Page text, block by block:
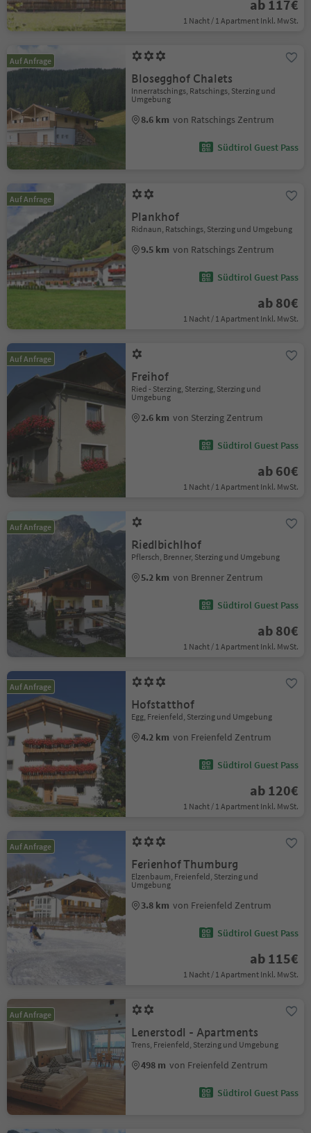
ab 117€
1 Nacht / 1 Apartment Inkl. MwSt.
Auf Anfrage
Blosegghof Chalets
Innerratschings, Ratschings, Sterzing und
Umgebung
8.6 km von Ratschings Zentrum
Südtirol Guest Pass
Auf Anfrage
Plankhof
Ridnaun, Ratschings, Sterzing und Umgebung
9.5 km von Ratschings Zentrum
Südtirol Guest Pass
ab 80€
1 Nacht / 1 Apartment Inkl. MwSt.
Auf Anfrage
Freihof
Ried - Sterzing, Sterzing, Sterzing und
Umgebung
2.6 km von Sterzing Zentrum
Südtirol Guest Pass
ab 60€
1 Nacht / 1 Apartment Inkl. MwSt.
Auf Anfrage
Riedlbichlhof
Pflersch, Brenner, Sterzing und Umgebung
5.2 km von Brenner Zentrum
Südtirol Guest Pass
ab 80€
1 Nacht / 1 Apartment Inkl. MwSt.
Auf Anfrage
Hofstatthof
Egg, Freienfeld, Sterzing und Umgebung
4.2 km von Freienfeld Zentrum
Südtirol Guest Pass
ab 120€
1 Nacht / 1 Apartment Inkl. MwSt.
Auf Anfrage
Ferienhof Thumburg
Elzenbaum, Freienfeld, Sterzing und
Umgebung
3.8 km von Freienfeld Zentrum
Südtirol Guest Pass
ab 115€
1 Nacht / 1 Apartment Inkl. MwSt.
Auf Anfrage
Lenerstodl - Apartments
Trens, Freienfeld, Sterzing und Umgebung
498 m von Freienfeld Zentrum
Südtirol Guest Pass